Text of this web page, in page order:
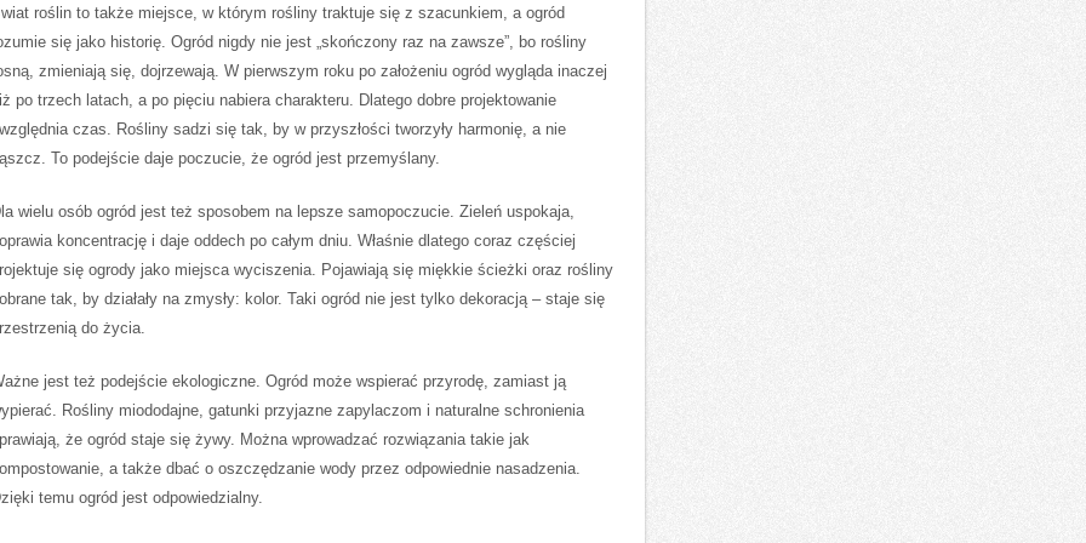
roślin to także miejsce, w którym rośliny traktuje się z szacunkiem, a ogród
się jako historię. Ogród nigdy nie jest „skończony raz na zawsze”, bo rośliny
zmieniają się, dojrzewają. W pierwszym roku po założeniu ogród wygląda inaczej
po trzech latach, a po pięciu nabiera charakteru. Dlatego dobre projektowanie
czas. Rośliny sadzi się tak, by w przyszłości tworzyły harmonię, a nie
To podejście daje poczucie, że ogród jest przemyślany.
wielu osób ogród jest też sposobem na lepsze samopoczucie. Zieleń uspokaja,
koncentrację i daje oddech po całym dniu. Właśnie dlatego coraz częściej
się ogrody jako miejsca wyciszenia. Pojawiają się miękkie ścieżki oraz rośliny
tak, by działały na zmysły: kolor. Taki ogród nie jest tylko dekoracją – staje się
do życia.
jest też podejście ekologiczne. Ogród może wspierać przyrodę, zamiast ją
Rośliny miododajne, gatunki przyjazne zapylaczom i naturalne schronienia
że ogród staje się żywy. Można wprowadzać rozwiązania takie jak
a także dbać o oszczędzanie wody przez odpowiednie nasadzenia.
temu ogród jest odpowiedzialny.